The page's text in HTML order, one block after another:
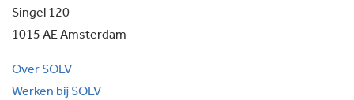
Singel 120
1015 AE Amsterdam
Over SOLV
Werken bij SOLV